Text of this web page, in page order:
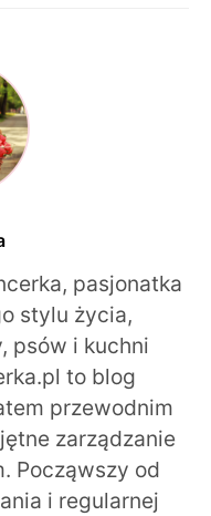
pasjonatka
stylu życia,
psów i kuchni
to blog
przewodnim
zarządzanie
Począwszy od
i regularnej